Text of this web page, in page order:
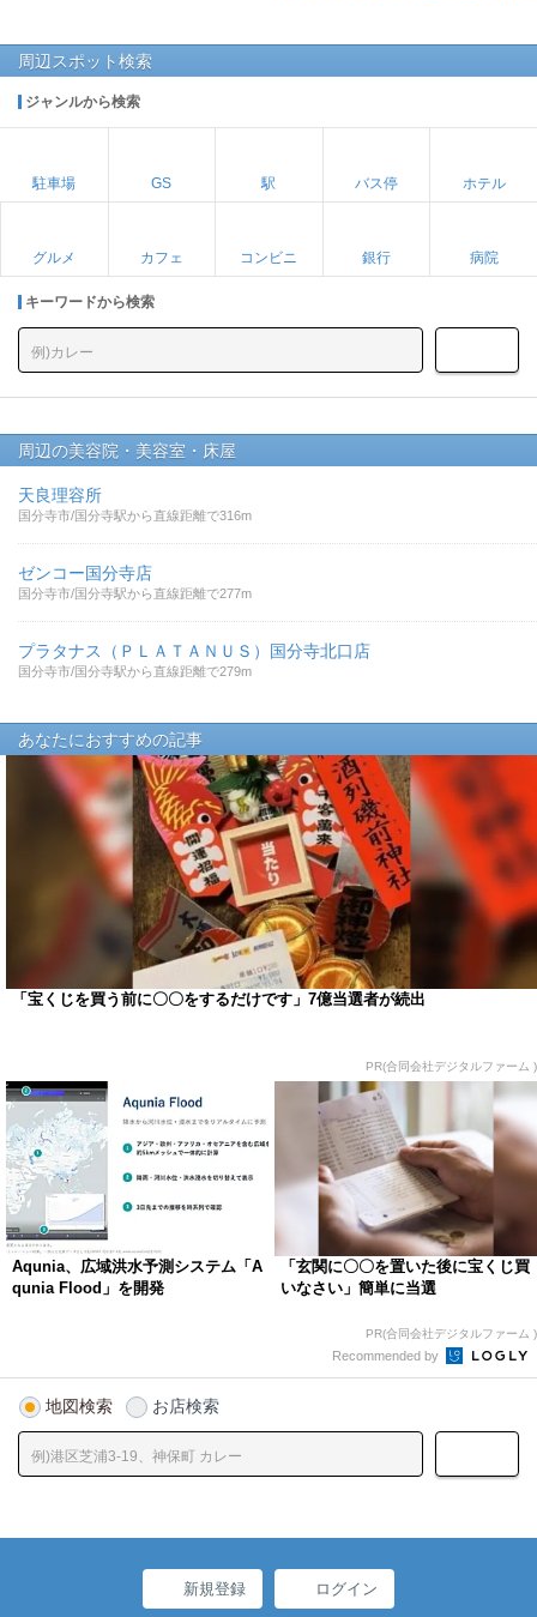
周辺スポット検索
ジャンルから検索
駐車場 GS 駅 バス停 ホテル
グルメ カフェ コンビニ 銀行 病院
キーワードから検索
周辺の美容院・美容室・床屋
天良理容所
国分寺市/国分寺駅から直線距離で316m
ゼンコー国分寺店
国分寺市/国分寺駅から直線距離で277m
プラタナス（ＰＬＡＴＡＮＵＳ）国分寺北口店
国分寺市/国分寺駅から直線距離で279m
あなたにおすすめの記事
「宝くじを買う前に〇〇をするだけです」7億当選者が続出
PR(合同会社デジタルファーム )
Aqunia、広域洪水予測システム「A
qunia Flood」を開発
「玄関に〇〇を置いた後に宝くじ買
いなさい」簡単に当選
PR(合同会社デジタルファーム )
Recommended by
地図検索 お店検索
新規登録 ログイン